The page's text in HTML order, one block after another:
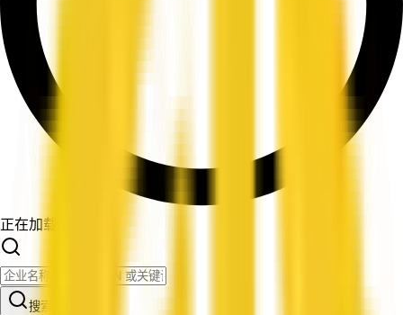
正在加载筛选条件
搜索